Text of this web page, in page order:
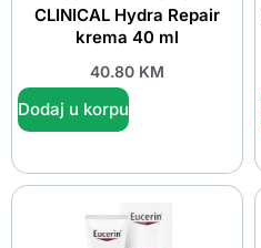
CLINICAL Hydra Repair
krema 40 ml
40.80 KM
Dodaj u korpu